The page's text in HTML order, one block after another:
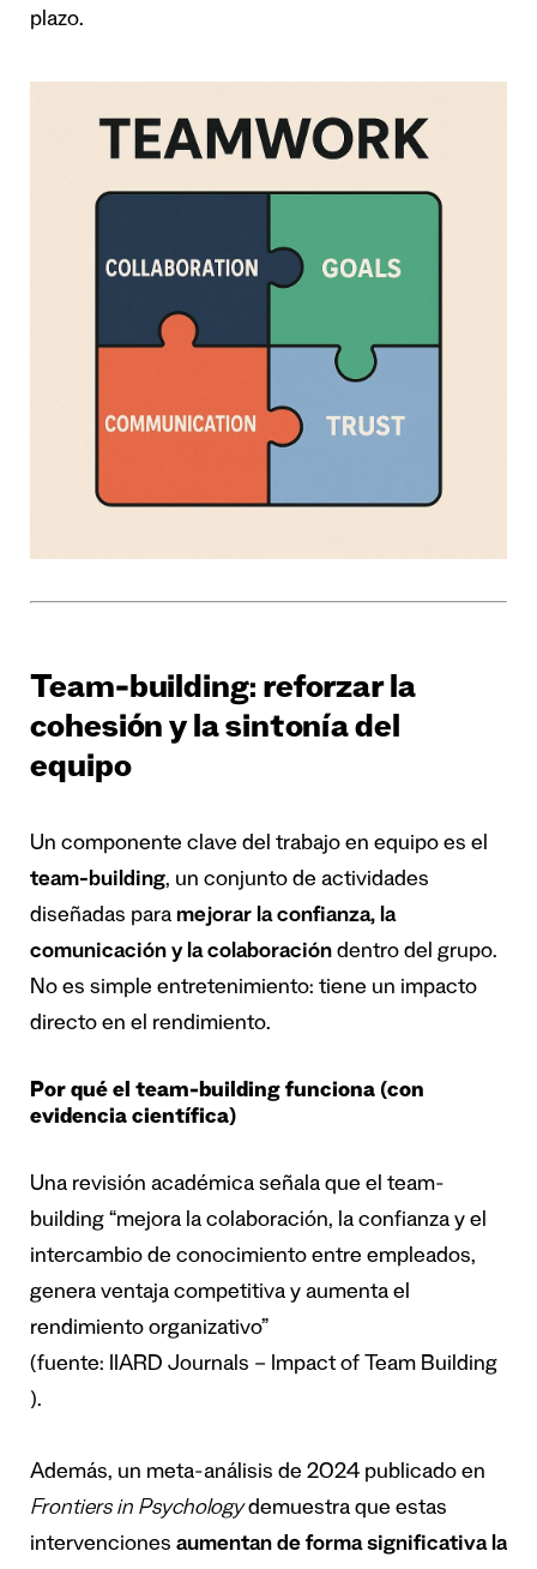
plazo.
Team-building: reforzar la
cohesión y la sintonía del
equipo
Un componente clave del trabajo en equipo es el
team-building, un conjunto de actividades
diseñadas para mejorar la confianza, la
comunicación y la colaboración dentro del grupo.
No es simple entretenimiento: tiene un impacto
directo en el rendimiento.
Por qué el team-building funciona (con
evidencia científica)
Una revisión académica señala que el team-
building “mejora la colaboración, la confianza y el
intercambio de conocimiento entre empleados,
genera ventaja competitiva y aumenta el
rendimiento organizativo”
(fuente: IIARD Journals – Impact of Team Building
).
Además, un meta-análisis de 2024 publicado en
Frontiers in Psychologydemuestra que estas
intervenciones aumentan de forma significativa la